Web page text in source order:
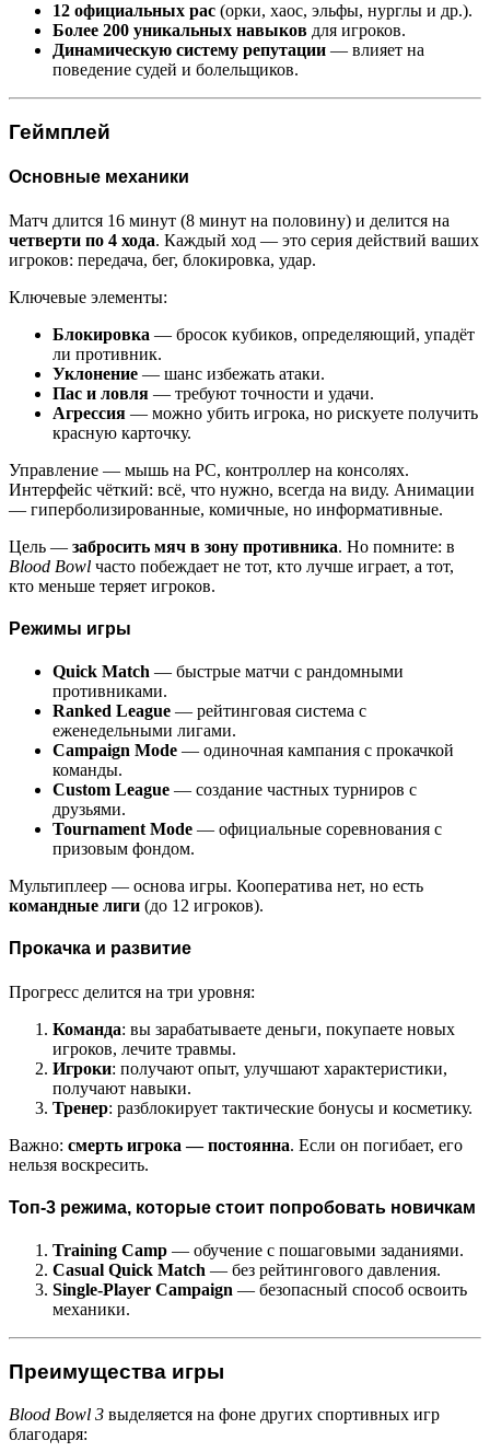
12 официальных рас (орки, хаос, эльфы, нурглы и др.).
Более 200 уникальных навыков для игроков.
Динамическую систему репутации — влияет на
поведение судей и болельщиков.
Геймплей
Основные механики
Матч длится 16 минут (8 минут на половину) и делится на
четверти по 4 хода. Каждый ход — это серия действий ваших
игроков: передача, бег, блокировка, удар.
Ключевые элементы:
Блокировка — бросок кубиков, определяющий, упадёт
ли противник.
Уклонение — шанс избежать атаки.
Пас и ловля — требуют точности и удачи.
Агрессия — можно убить игрока, но рискуете получить
красную карточку.
Управление — мышь на PC, контроллер на консолях.
Интерфейс чёткий: всё, что нужно, всегда на виду. Анимации
— гиперболизированные, комичные, но информативные.
Цель — забросить мяч в зону противника. Но помните: в
Blood Bowl часто побеждает не тот, кто лучше играет, а тот,
кто меньше теряет игроков.
Режимы игры
Quick Match — быстрые матчи с рандомными
противниками.
Ranked League — рейтинговая система с
еженедельными лигами.
Campaign Mode — одиночная кампания с прокачкой
команды.
Custom League — создание частных турниров с
друзьями.
Tournament Mode — официальные соревнования с
призовым фондом.
Мультиплеер — основа игры. Кооператива нет, но есть
командные лиги (до 12 игроков).
Прокачка и развитие
Прогресс делится на три уровня:
Команда: вы зарабатываете деньги, покупаете новых
игроков, лечите травмы.
Игроки: получают опыт, улучшают характеристики,
получают навыки.
Тренер: разблокирует тактические бонусы и косметику.
Важно: смерть игрока — постоянна. Если он погибает, его
нельзя воскресить.
Топ-3 режима, которые стоит попробовать новичкам
Training Camp — обучение с пошаговыми заданиями.
Casual Quick Match — без рейтингового давления.
Single-Player Campaign — безопасный способ освоить
механики.
Преимущества игры
Blood Bowl 3 выделяется на фоне других спортивных игр
благодаря: